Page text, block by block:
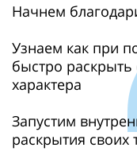
Начнем
Узнаем как при
быстро раскрыть
характера
Запустим
раскрытия своих